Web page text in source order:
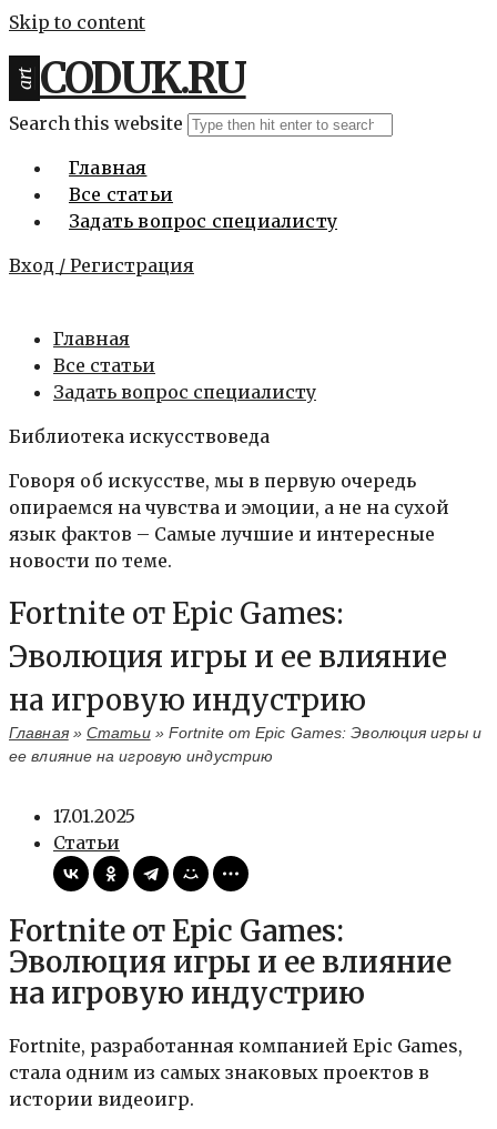
Skip to content
art CODUK.RU
Search this website
Главная
Все статьи
Задать вопрос специалисту
Вход / Регистрация
Главная
Все статьи
Задать вопрос специалисту
Библиотека искусствоведа
Говоря об искусстве, мы в первую очередь
опираемся на чувства и эмоции, а не на сухой
язык фактов – Самые лучшие и интересные
новости по теме.
Fortnite от Epic Games:
Эволюция игры и ее влияние
на игровую индустрию
Главная»Статьи» Fortnite от Epic Games: Эволюция игры и
ее влияние на игровую индустрию
17.01.2025
Статьи
Fortnite от Epic Games:
Эволюция игры и ее влияние
на игровую индустрию
Fortnite, разработанная компанией Epic Games,
стала одним из самых знаковых проектов в
истории видеоигр.